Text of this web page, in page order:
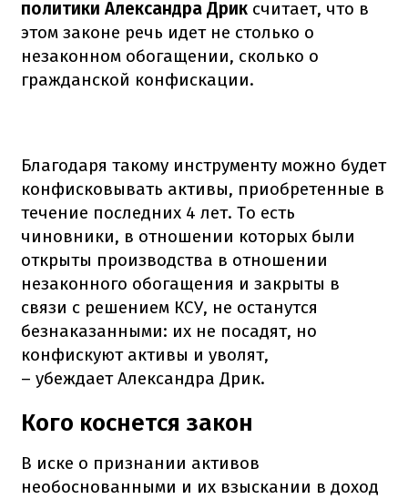
политики Александра Дрик считает, что в
этом законе речь идет не столько о
незаконном обогащении, сколько о
гражданской конфискации.
Благодаря такому инструменту можно будет
конфисковывать активы, приобретенные в
течение последних 4 лет. То есть
чиновники, в отношении которых были
открыты производства в отношении
незаконного обогащения и закрыты в
связи с решением КСУ, не останутся
безнаказанными: их не посадят, но
конфискуют активы и уволят,
– убеждает Александра Дрик.
Кого коснется закон
В иске о признании активов
необоснованными и их взыскании в доход